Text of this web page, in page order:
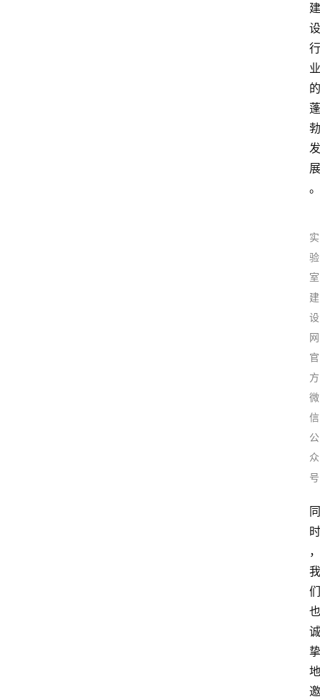
建
设
行
业
的
蓬
勃
发
展
。
实
验
室
建
设
网
官
方
微
信
公
众
号
同
时
，
我
们
也
诚
挚
地
邀